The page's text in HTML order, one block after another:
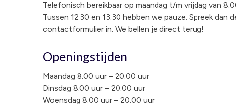
Telefonisch bereikbaar op maandag t/m vrijdag van
Tussen 12:30 en 13:30 hebben we pauze. Spreek dan
contactformulier in. We bellen je direct terug!
Openingstijden
Maandag 8.00 uur – 20.00 uur
Dinsdag 8.00 uur – 20.00 uur
Woensdag 8.00 uur – 20.00 uur